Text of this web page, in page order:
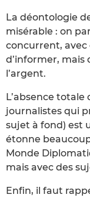
La déontologie
misérable : on
concurrent,
d’informer, mais
l’argent.
L’absence totale
journalistes qui
sujet à fond) est
étonne
Monde
mais avec des
Enfin, il faut